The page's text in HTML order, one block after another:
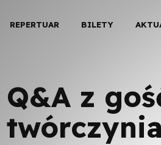
REPERTUAR BILETY
Q&A z